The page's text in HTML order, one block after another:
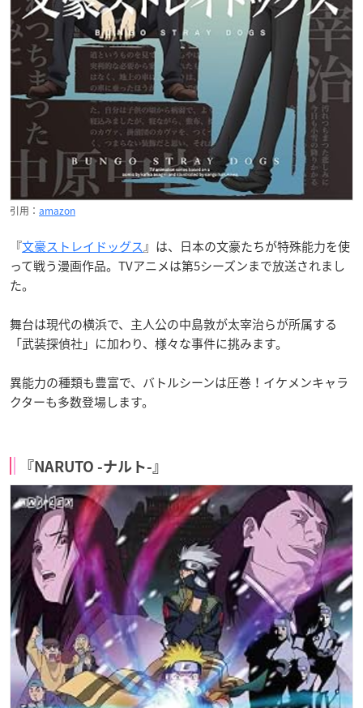
引用： amazon
『文豪ストレイドッグス』は、日本の文豪たちが特殊能力を使
って戦う漫画作品。TVアニメは第5シーズンまで放送されまし
た。
舞台は現代の横浜で、主人公の中島敦が太宰治らが所属する
「武装探偵社」に加わり、様々な事件に挑みます。
異能力の種類も豊富で、バトルシーンは圧巻！イケメンキャラ
クターも多数登場します。
『NARUTO -ナルト-』